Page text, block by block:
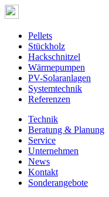
Pellets
Stückholz
Hackschnitzel
Wärmepumpen
PV-Solaranlagen
Systemtechnik
Referenzen
Technik
Beratung & Planung
Service
Unternehmen
News
Kontakt
Sonderangebote